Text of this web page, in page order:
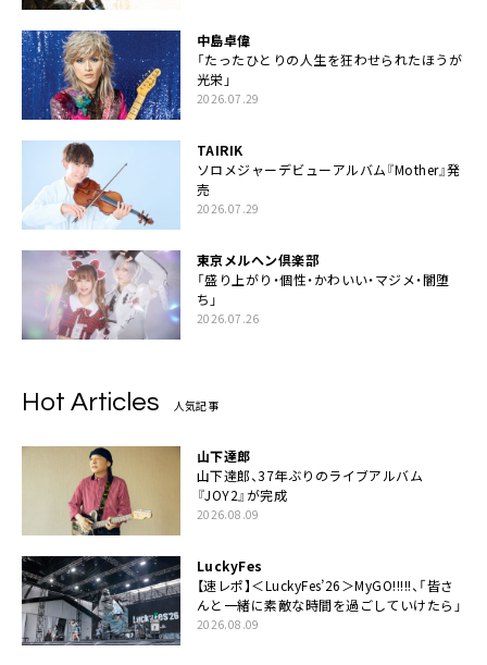
中島卓偉
「たったひとりの人生を狂わせられたほうが
光栄」
2026.07.29
TAIRIK
ソロメジャーデビューアルバム『Mother』発
売
2026.07.29
東京メルヘン倶楽部
「盛り上がり・個性・かわいい・マジメ・闇堕
ち」
2026.07.26
Hot Articles 人気記事
山下達郎
山下達郎、37年ぶりのライブアルバム
『JOY2』が完成
2026.08.09
LuckyFes
【速レポ】＜LuckyFes’26＞MyGO!!!!!、「皆さ
んと一緒に素敵な時間を過ごしていけたら」
2026.08.09